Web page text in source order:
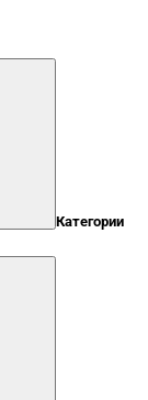
Категории